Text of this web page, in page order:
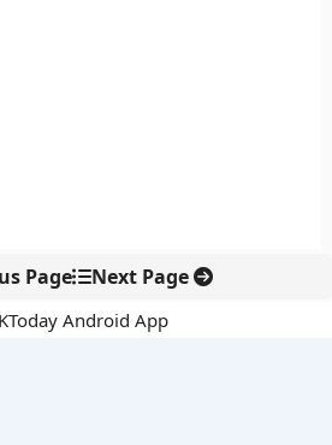
Page Next Page
Android App